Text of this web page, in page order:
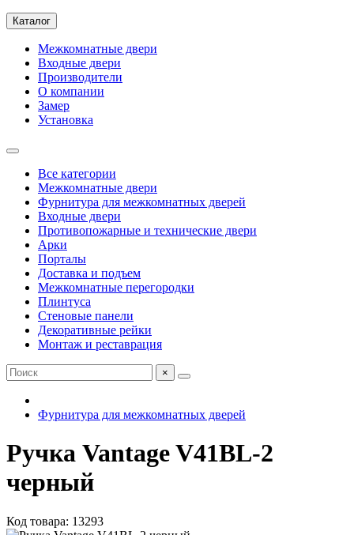
Каталог
Межкомнатные двери
Входные двери
Производители
О компании
Замер
Установка
Все категории
Межкомнатные двери
Фурнитура для межкомнатных дверей
Входные двери
Противопожарные и технические двери
Арки
Порталы
Доставка и подъем
Межкомнатные перегородки
Плинтуса
Стеновые панели
Декоративные рейки
Монтаж и реставрация
×
Фурнитура для межкомнатных дверей
Ручка Vantage V41BL-2
черный
Код товара: 13293